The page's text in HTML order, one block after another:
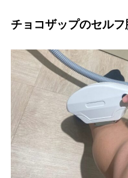
チョコザップのセル